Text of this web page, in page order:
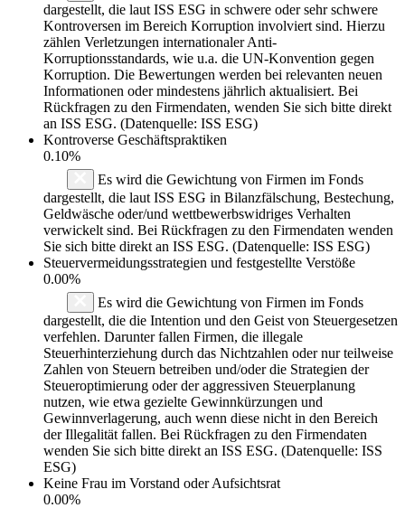
dargestellt, die laut ISS ESG in schwere oder sehr schwere
Kontroversen im Bereich Korruption involviert sind. Hierzu
zählen Verletzungen internationaler Anti-
Korruptionsstandards, wie u.a. die UN-Konvention gegen
Korruption. Die Bewertungen werden bei relevanten neuen
Informationen oder mindestens jährlich aktualisiert. Bei
Rückfragen zu den Firmendaten, wenden Sie sich bitte direkt
an ISS ESG. (Datenquelle: ISS ESG)
Kontroverse Geschäftspraktiken
0.10%
Es wird die Gewichtung von Firmen im Fonds
dargestellt, die laut ISS ESG in Bilanzfälschung, Bestechung,
Geldwäsche oder/und wettbewerbswidriges Verhalten
verwickelt sind. Bei Rückfragen zu den Firmendaten wenden
Sie sich bitte direkt an ISS ESG. (Datenquelle: ISS ESG)
Steuervermeidungsstrategien und festgestellte Verstöße
0.00%
Es wird die Gewichtung von Firmen im Fonds
dargestellt, die die Intention und den Geist von Steuergesetzen
verfehlen. Darunter fallen Firmen, die illegale
Steuerhinterziehung durch das Nichtzahlen oder nur teilweise
Zahlen von Steuern betreiben und/oder die Strategien der
Steueroptimierung oder der aggressiven Steuerplanung
nutzen, wie etwa gezielte Gewinnkürzungen und
Gewinnverlagerung, auch wenn diese nicht in den Bereich
der Illegalität fallen. Bei Rückfragen zu den Firmendaten
wenden Sie sich bitte direkt an ISS ESG. (Datenquelle: ISS
ESG)
Keine Frau im Vorstand oder Aufsichtsrat
0.00%